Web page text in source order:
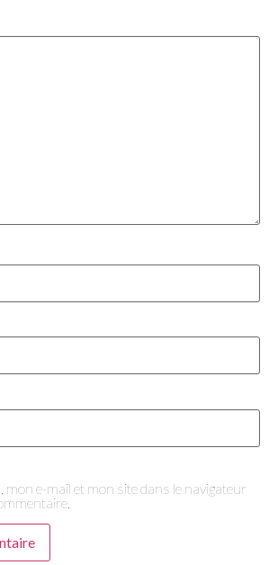
e-mail et mon site dans le navigateur